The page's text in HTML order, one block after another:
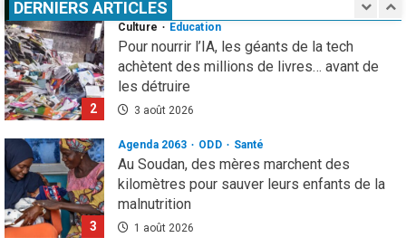
DERNIERS ARTICLES
3
Agenda 2063 ODD
Au Soudan, des mères marchent des
kilomètres pour sauver leurs enfants de la
malnutrition
1 août 2026
4
Droit humain
Eau et assainissement
Environnement
International ODD
El Niño : le monde est entré « en terrain
inconnu »
1 août 2026